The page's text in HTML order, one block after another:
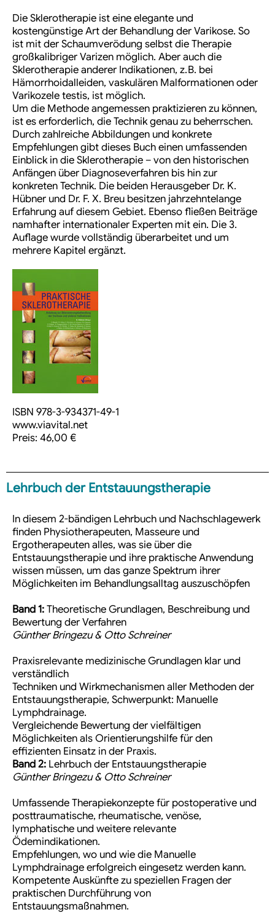
Die Sklerotherapie ist eine elegante und
kostengünstige Art der Behandlung der Varikose. So
ist mit der Schaumverödung selbst die Therapie
großkalibriger Varizen möglich. Aber auch die
Sklerotherapie anderer Indikationen, z. B. bei
Hämorrhoidalleiden, vaskulären Malformationen oder
Varikozele testis, ist möglich.
Um die Methode angemessen praktizieren zu können,
ist es erforderlich, die Technik genau zu beherrschen.
Durch zahlreiche Abbildungen und konkrete
Empfehlungen gibt dieses Buch einen umfassenden
Einblick in die Sklerotherapie – von den historischen
Anfängen über Diagnoseverfahren bis hin zur
konkreten Technik. Die beiden Herausgeber Dr. K.
Hübner und Dr. F. X. Breu besitzen jahrzehntelange
Erfahrung auf diesem Gebiet. Ebenso fließen Beiträge
namhafter internationaler Experten mit ein. Die 3.
Auflage wurde vollständig überarbeitet und um
mehrere Kapitel ergänzt.
ISBN 978-3-934371-49-1
www.viavital.net
Preis: 46,00 €
Lehrbuch der Entstauungstherapie
In diesem 2-bändigen Lehrbuch und Nachschlagewerk
finden Physiotherapeuten, Masseure und
Ergotherapeuten alles, was sie über die
Entstauungstherapie und ihre praktische Anwendung
wissen müssen, um das ganze Spektrum ihrer
Möglichkeiten im Behandlungsalltag auszuschöpfen
Band 1:Theoretische Grundlagen, Beschreibung und
Bewertung der Verfahren
Günther Bringezu & Otto Schreiner
Praxisrelevante medizinische Grundlagen klar und
verständlich
Techniken und Wirkmechanismen aller Methoden der
Entstauungstherapie, Schwerpunkt: Manuelle
Lymphdrainage.
Vergleichende Bewertung der vielfältigen
Möglichkeiten als Orientierungshilfe für den
effizienten Einsatz in der Praxis.
Band 2: Lehrbuch der Entstauungstherapie
Günther Bringezu & Otto Schreiner
Umfassende Therapiekonzepte für postoperative und
posttraumatische, rheumatische, venöse,
lymphatische und weitere relevante
Ödemindikationen.
Empfehlungen, wo und wie die Manuelle
Lymphdrainage erfolgreich eingesetz werden kann.
Kompetente Auskünfte zu speziellen Fragen der
praktischen Durchführung von
Entstauungsmaßnahmen.